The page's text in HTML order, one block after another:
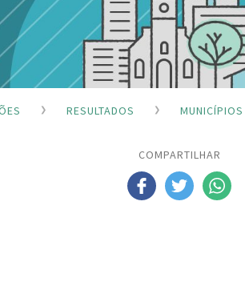
RESULTADOS
COMPARTILHAR